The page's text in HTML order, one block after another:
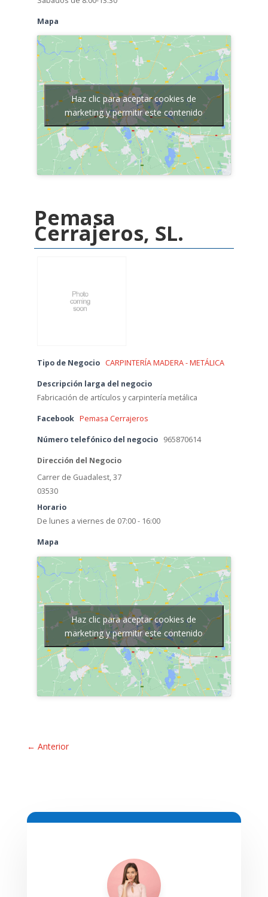
Mapa
Haz clic para aceptar cookies de
marketing y permitir este contenido
Pemasa
Cerrajeros, SL.
Tipo de Negocio CARPINTERÍA MADERA - METÁLICA
Descripción larga del negocio
Fabricación de artículos y carpintería metálica
Facebook Pemasa Cerrajeros
Número telefónico del negocio 965870614
Dirección del Negocio
Carrer de Guadalest, 37
03530
Horario
De lunes a viernes de 07:00 - 16:00
Mapa
Haz clic para aceptar cookies de
marketing y permitir este contenido
← Anterior